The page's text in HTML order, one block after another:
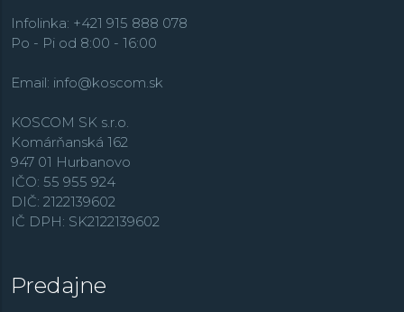
Infolinka: +421 915 888 078
Po - Pi od 8:00 - 16:00
Email: info@koscom.sk
KOSCOM SK s.r.o.
Komárňanská 162
947 01 Hurbanovo
IČO: 55 955 924
DIČ: 2122139602
IČ DPH: SK2122139602
Predajne